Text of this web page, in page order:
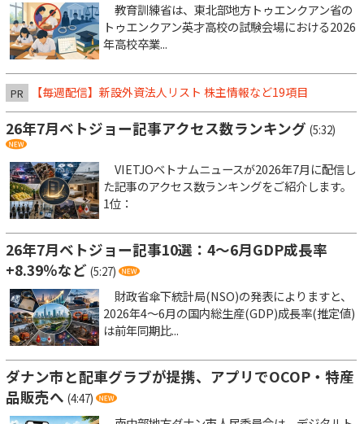
教育訓練省は、東北部地方トゥエンクアン省の
トゥエンクアン英才高校の試験会場における2026
年高校卒業...
PR 【毎週配信】新設外資法人リスト 株主情報など19項目
26年7月ベトジョー記事アクセス数ランキング (5:32)
VIETJOベトナムニュースが2026年7月に配信し
た記事のアクセス数ランキングをご紹介します。
1位：
26年7月ベトジョー記事10選：4～6月GDP成長率
+8.39％など (5:27)
財政省傘下統計局(NSO)の発表によりますと、
2026年4～6月の国内総生産(GDP)成長率(推定値)
は前年同期比...
ダナン市と配車グラブが提携、アプリでOCOP・特産
品販売へ (4:47)